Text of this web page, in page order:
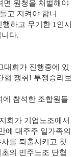
면 원청을 처벌해야
고 지켜야 합니
하고 무기한 1인시
다.
대회가 진행중에 있
협 쟁취! 투쟁승리보
에 참석한 조합원들
회가 기업노조에서
에 대주주 일가족의
를 퇴출시키고 첫
의 민주노조 단협